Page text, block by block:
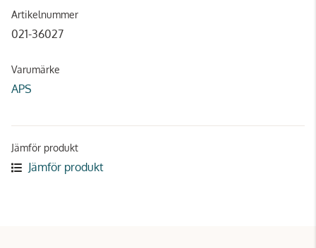
Artikelnummer
021-36027
Varumärke
APS
Jämför produkt
Jämför produkt